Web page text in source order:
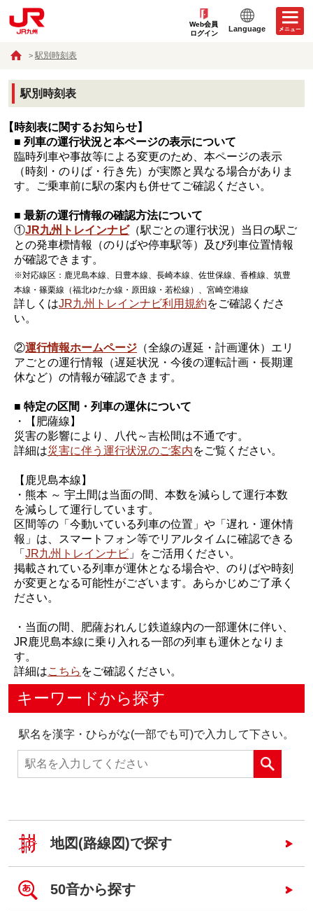
Web会員
ログイン
Language
駅別時刻表
駅別時刻表
【時刻表に関するお知らせ】
■ 列車の運行状況と本ページの表示について
臨時列車や事故等による変更のため、本ページの表示
（時刻・のりば・行き先）が実際と異なる場合がありま
す。ご乗車前に駅の案内も併せてご確認ください。
■ 最新の運行情報の確認方法について
①JR九州トレインナビ（駅ごとの運行状況）当日の駅ご
との発車標情報（のりばや停車駅等）及び列車位置情報
が確認できます。
※対応線区：鹿児島本線、日豊本線、長崎本線、佐世保線、香椎線、筑豊
本線・篠栗線（福北ゆたか線・原田線・若松線）、宮崎空港線
詳しくはJR九州トレインナビ利用規約をご確認くださ
い。
②運行情報ホームページ （全線の遅延・計画運休）エリ
アごとの運行情報（遅延状況・今後の運転計画・長期運
休など）の情報が確認できます。
■ 特定の区間・列車の運休について
・【肥薩線】
災害の影響により、八代～吉松間は不通です。
詳細は災害に伴う運行状況のご案内をご覧ください。
【鹿児島本線】
・熊本 ～ 宇土間は当面の間、本数を減らして運行本数
を減らして運行しています。
区間等の「今動いている列車の位置」や「遅れ・運休情
報」は、スマートフォン等でリアルタイムに確認できる
「JR九州トレインナビ 」をご活用ください。
掲載されている列車が運休となる場合や、のりばや時刻
が変更となる可能性がございます。あらかじめご了承く
ださい。
・当面の間、肥薩おれんじ鉄道線内の一部運休に伴い、
JR鹿児島本線に乗り入れる一部の列車も運休となりま
す。
詳細はこちら をご確認ください。
キーワードから探す
駅名を漢字・ひらがな(一部でも可)で入力して下さい。
地図(路線図)で探す
50音から探す